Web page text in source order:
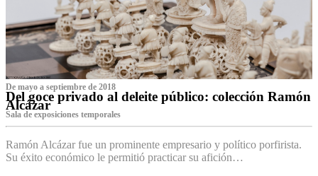
De mayo a septiembre de 2018
Del goce privado al deleite público: colección Ramón
Alcázar
Sala de exposiciones temporales
Ramón Alcázar fue un prominente empresario y político porfirista.
Su éxito económico le permitió practicar su afición…